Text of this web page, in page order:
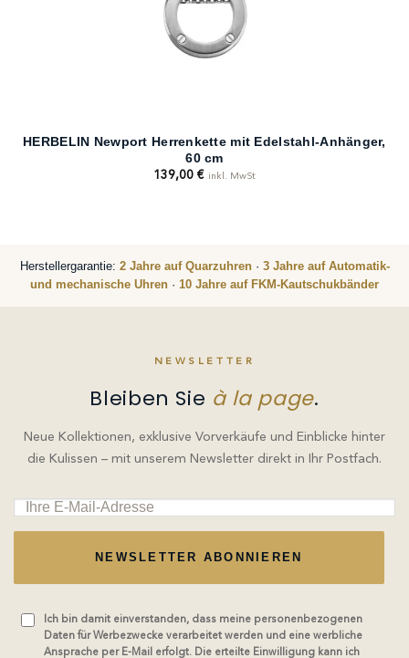
HERBELIN Newport Herrenkette mit Edelstahl-Anhänger,
60 cm
139,00 € inkl. MwSt
Herstellergarantie: 2 Jahre auf Quarzuhren· 3 Jahre auf Automatik-
und mechanische Uhren · 10 Jahre auf FKM-Kautschukbänder
NEWSLETTER
Bleiben Sie à la page.
Neue Kollektionen, exklusive Vorverkäufe und Einblicke hinter
die Kulissen – mit unserem Newsletter direkt in Ihr Postfach.
NEWSLETTER ABONNIEREN
Ich bin damit einverstanden, dass meine personenbezogenen
Daten für Werbezwecke verarbeitet werden und eine werbliche
Ansprache per E-Mail erfolgt. Die erteilte Einwilligung kann ich